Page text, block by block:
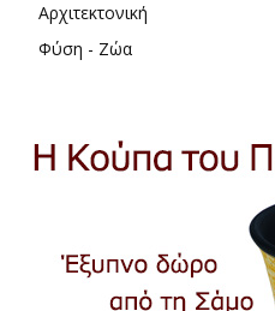
Αρχιτεκτονική
Φύση - Ζώα